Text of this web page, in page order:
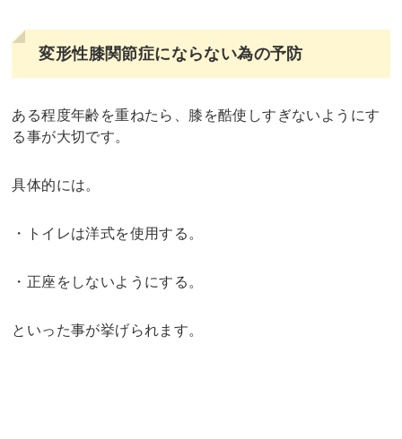
変形性膝関節症にならない為の予防
ある程度年齢を重ねたら、膝を酷使しすぎないようにす
る事が大切です。
具体的には。
・トイレは洋式を使用する。
・正座をしないようにする。
といった事が挙げられます。